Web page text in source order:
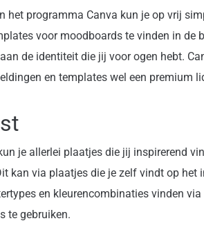
het programma Canva kun je op vrij
voor moodboards te vinden in de
de identiteit die jij voor ogen hebt.
en templates wel een premium
je allerlei plaatjes die jij inspirerend
kan via plaatjes die je zelf vindt op
en kleurencombinaties vinden
te gebruiken.